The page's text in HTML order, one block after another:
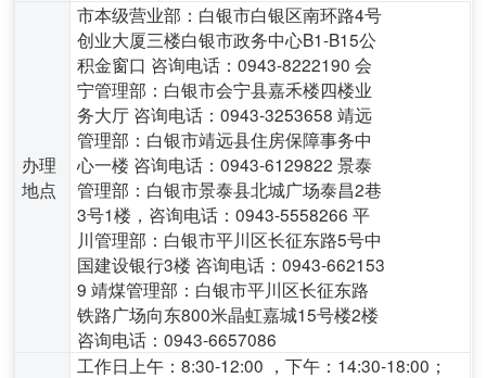
办理
地点
市本级营业部：白银市白银区南环路4号
创业大厦三楼白银市政务中心B1-B15公
积金窗口 咨询电话：0943-8222190 会
宁管理部：白银市会宁县嘉禾楼四楼业
务大厅 咨询电话：0943-3253658 靖远
管理部：白银市靖远县住房保障事务中
心一楼 咨询电话：0943-6129822 景泰
管理部：白银市景泰县北城广场泰昌2巷
3号1楼，咨询电话：0943-5558266 平
川管理部：白银市平川区长征东路5号中
国建设银行3楼 咨询电话：0943-662153
9 靖煤管理部：白银市平川区长征东路
铁路广场向东800米晶虹嘉城15号楼2楼
咨询电话：0943-6657086
工作日上午：8:30-12:00 ，下午：14:30-18:00；